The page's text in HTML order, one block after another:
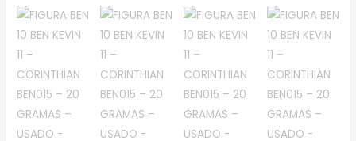
GRAMAS
–
USADO
quantidade